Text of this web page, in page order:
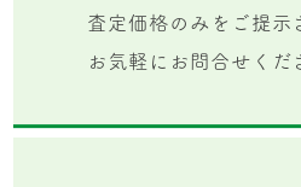
査定価格のみをご提示
お気軽にお問合せくだ